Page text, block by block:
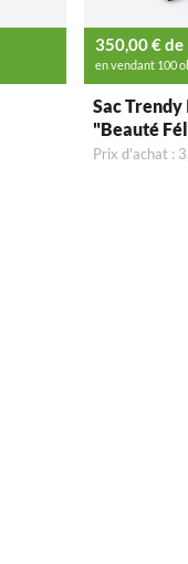
Sac
"Beauté
350,00 € de
en vendant 100
Prix d'achat :